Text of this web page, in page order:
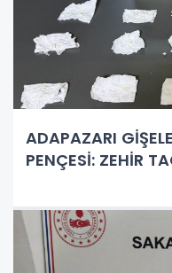
ADAPAZARI
PENÇESİ: ZEHİR